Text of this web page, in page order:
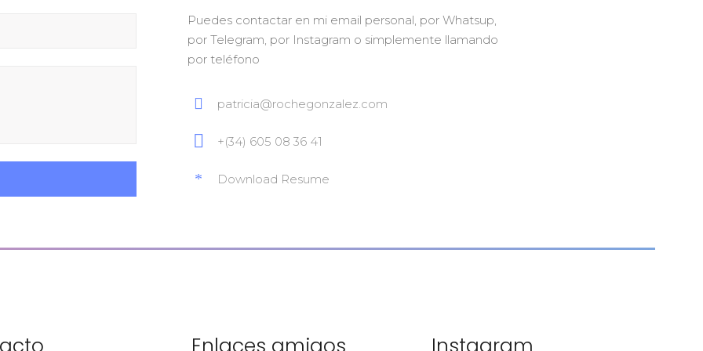
Puedes contactar en mi email personal, por Whatsup,
por Telegram, por Instagram o simplemente llamando
por teléfono
patricia@rochegonzalez.com
+(34) 605 08 36 41
Download Resume